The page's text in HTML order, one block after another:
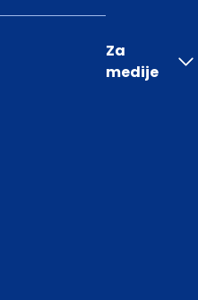
Za
medije